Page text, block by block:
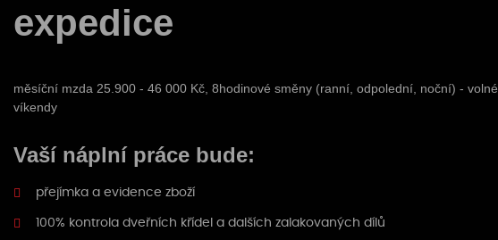
expedice
měsíční mzda 25.900 - 46 000 Kč, 8hodinové směny (ranní, odpolední, noční) - volné
víkendy
Vaší náplní práce bude:
přejímka a evidence zboží
100% kontrola dveřních křídel a dalších zalakovaných dílů